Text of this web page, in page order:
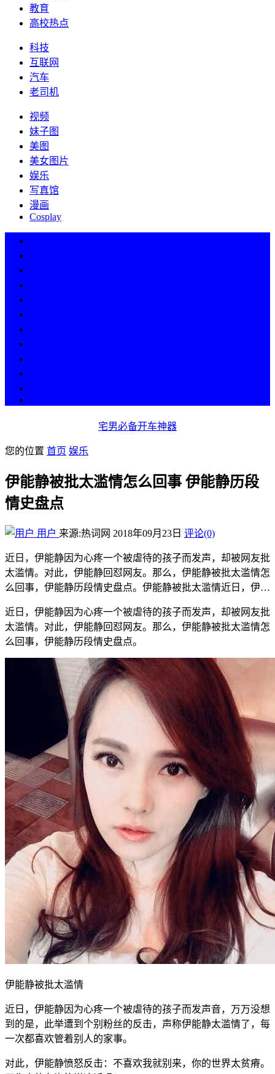
教育
高校热点
科技
互联网
汽车
老司机
视频
妹子图
美图
美女图片
娱乐
写真馆
漫画
Cosplay
宅男必备开车神器
您的位置 首页 娱乐
伊能静被批太滥情怎么回事 伊能静历段
情史盘点
用户 来源:热词网 2018年09月23日 评论(0)
近日，伊能静因为心疼一个被虐待的孩子而发声，却被网友批
太滥情。对此，伊能静回怼网友。那么，伊能静被批太滥情怎
么回事，伊能静历段情史盘点。伊能静被批太滥情近日，伊…
近日，伊能静因为心疼一个被虐待的孩子而发声，却被网友批
太滥情。对此，伊能静回怼网友。那么，伊能静被批太滥情怎
么回事，伊能静历段情史盘点。
伊能静被批太滥情
近日，伊能静因为心疼一个被虐待的孩子而发声音，万万没想
到的是，此举遭到个别粉丝的反击，声称伊能静太滥情了，每
一次都喜欢管着别人的家事。
对此，伊能静愤怒反击：不喜欢我就别来，你的世界太贫瘠。